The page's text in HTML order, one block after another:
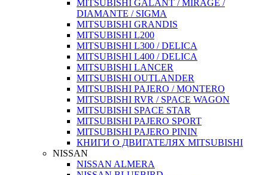
MITSUBISHI GALANT / MIRAGE /
DIAMANTE / SIGMA
MITSUBISHI GRANDIS
MITSUBISHI L200
MITSUBISHI L300 / DELICA
MITSUBISHI L400 / DELICA
MITSUBISHI LANCER
MITSUBISHI OUTLANDER
MITSUBISHI PAJERO / MONTERO
MITSUBISHI RVR / SPACE WAGON
MITSUBISHI SPACE STAR
MITSUBISHI PAJERO SPORT
MITSUBISHI PAJERO PININ
КНИГИ О ДВИГАТЕЛЯХ MITSUBISHI
NISSAN
NISSAN ALMERA